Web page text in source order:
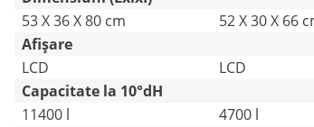
53 X 36 X 80 cm
52 X 30 X 66
Afișare
LCD
LCD
Capacitate la 10°dH
11400 l
4700 l